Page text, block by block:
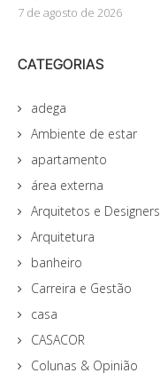
7 de agosto de 2026
CATEGORIAS
adega
Ambiente de estar
apartamento
área externa
Arquitetos e Designers
Arquitetura
banheiro
Carreira e Gestão
casa
CASACOR
Colunas & Opinião